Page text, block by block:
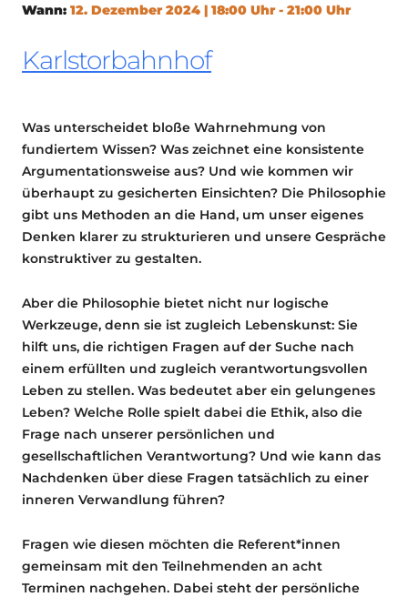
Wann: 12. Dezember 2024 | 18:00 Uhr - 21:00 Uhr
Karlstorbahnhof
Was unterscheidet bloße Wahrnehmung von
fundiertem Wissen? Was zeichnet eine konsistente
Argumentationsweise aus? Und wie kommen wir
überhaupt zu gesicherten Einsichten? Die Philosophie
gibt uns Methoden an die Hand, um unser eigenes
Denken klarer zu strukturieren und unsere Gespräche
konstruktiver zu gestalten.
Aber die Philosophie bietet nicht nur logische
Werkzeuge, denn sie ist zugleich Lebenskunst: Sie
hilft uns, die richtigen Fragen auf der Suche nach
einem erfüllten und zugleich verantwortungsvollen
Leben zu stellen. Was bedeutet aber ein gelungenes
Leben? Welche Rolle spielt dabei die Ethik, also die
Frage nach unserer persönlichen und
gesellschaftlichen Verantwortung? Und wie kann das
Nachdenken über diese Fragen tatsächlich zu einer
inneren Verwandlung führen?
Fragen wie diesen möchten die Referent*innen
gemeinsam mit den Teilnehmenden an acht
Terminen nachgehen. Dabei steht der persönliche